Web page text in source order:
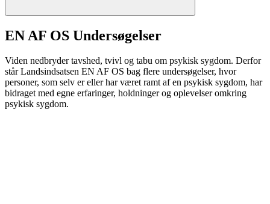
EN AF OS Undersøgelser
Viden nedbryder tavshed, tvivl og tabu om psykisk sygdom. Derfor
står Landsindsatsen EN AF OS bag flere undersøgelser, hvor
personer, som selv er eller har været ramt af en psykisk sygdom, har
bidraget med egne erfaringer, holdninger og oplevelser omkring
psykisk sygdom.